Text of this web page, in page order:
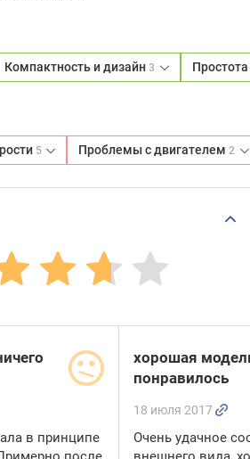
Компактность и дизайн3
5 Проблемы с двигателем2
в принципе
хорошая
понравилось
18 июля 2017
Очень удачное